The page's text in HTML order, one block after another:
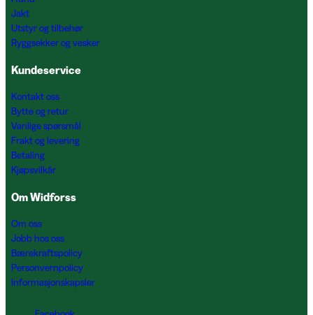
Jakt
Utstyr og tilbehør
Ryggsekker og vesker
Kundeservice
Kontakt oss
Bytte og retur
Vanlige spørsmål
Frakt og levering
Betaling
Kjøpsvilkår
Om Widforss
Om oss
Jobb hos oss
Bærekraftspolicy
Personvernpolicy
Informasjonskapsler